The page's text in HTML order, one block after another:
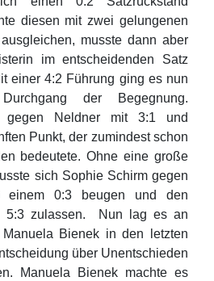
diesen mit zwei gelungenen
musste dann aber
im entscheidenden Satz
einer 4:2 Führung ging es nun
der Begegnung.
gegen Neldner mit 3:1 und
Punkt, der zumindest schon
bedeutete. Ohne eine große
sich Sophie Schirm gegen
einem 0:3 beugen und den
5:3 zulassen. Nun lag es an
Bienek in den letzten
über Unentschieden
Manuela Bienek machte es